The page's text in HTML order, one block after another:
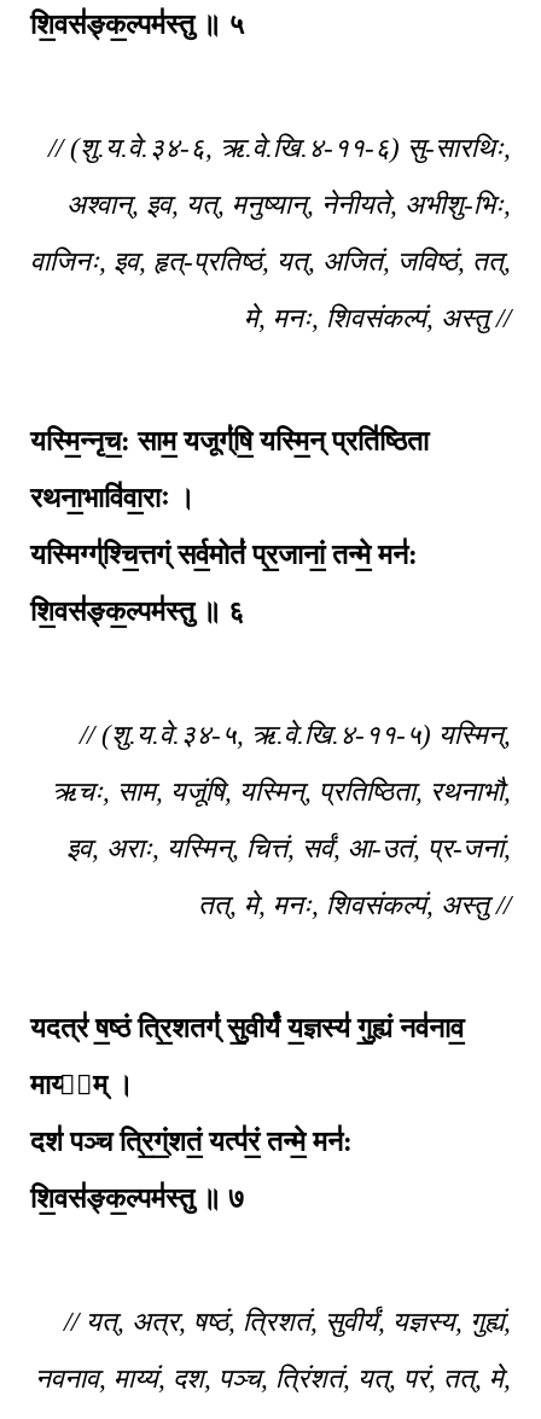
शि॒वस॑ङ्क॒ल्पम॑स्तु ॥ ५
// (शु.य.वे.३४-६, ऋ.वे.खि.४-११-६) सु-सारथिः,
अश्वान्, इव, यत्, मनुष्यान्, नेनीयते, अभीशु-भिः,
वाजिनः, इव, हृत्-प्रतिष्ठं, यत्, अजितं, जविष्ठं, तत्,
मे, मनः, शिवसंकल्पं, अस्तु //
यस्मि॒न्नृच॒: साम॒ यजूग्ं॑‍षि॒ यस्मि॒न् प्रति॑ष्ठिता
रथना॒भावि॑वा॒राः ।
यस्मिग्ग्॑श्चि॒त्तग्ं सर्व॒मोतं॑ प्र॒जानां॒ तन्मे॒ मन॑:
शि॒वस॑ङ्क॒ल्पम॑स्तु ॥ ६
// (शु.य.वे.३४-५, ऋ.वे.खि.४-११-५) यस्मिन्,
ऋचः, साम, यजूंषि, यस्मिन्, प्रतिष्ठिता, रथनाभौ,
इव, अराः, यस्मिन्, चित्तं, सर्वं, आ-उतं, प्र-जनां,
तत्, मे, मनः, शिवसंकल्पं, अस्तु //
यदत्र॑ ष॒ष्ठं त्रि॒शतग्ं॑ सु॒वीर्यं॑ य॒ज्ञस्य॑ गु॒ह्यं नव॑नाव॒
माय्य᳚म् ।
दश॑ पञ्च त्रि॒ग्ं॒शतं॒ यत्प॑रं॒ तन्मे॒ मन॑:
शि॒वस॑ङ्क॒ल्पम॑स्तु ॥ ७
// यत्, अत्र, षष्ठं, त्रिशतं, सुवीर्यं, यज्ञस्य, गुह्यं,
नवनाव, माय्यं, दश, पञ्च, त्रिंशतं, यत्, परं, तत्, मे,